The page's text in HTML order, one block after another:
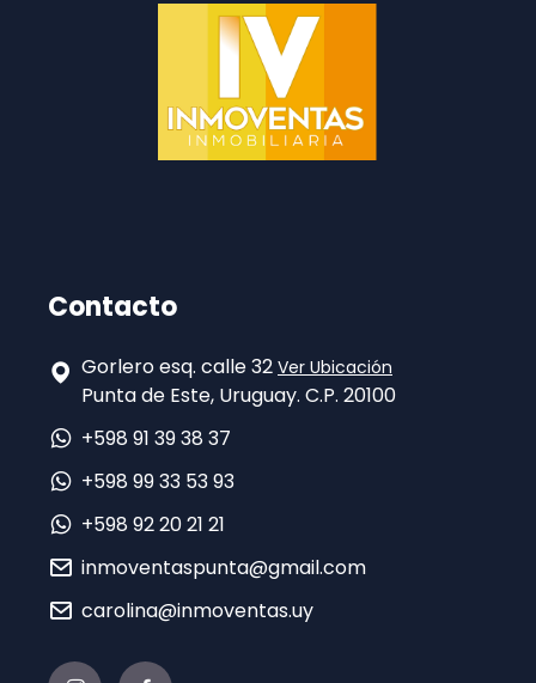
Contacto
Gorlero esq. calle 32 Ver Ubicación
Punta de Este, Uruguay. C.P. 20100
+598 91 39 38 37
+598 99 33 53 93
+598 92 20 21 21
inmoventaspunta@gmail.com
carolina@inmoventas.uy